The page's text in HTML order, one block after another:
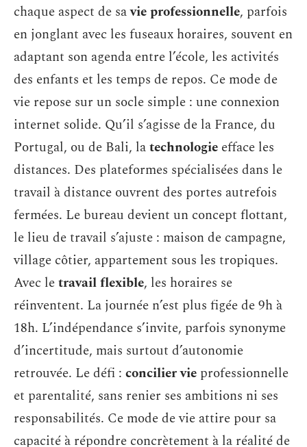
chaque aspect de savie professionnelle, parfois
en jonglant avec les fuseaux horaires, souvent en
adaptant son agenda entre l’école, les activités
des enfants et les temps de repos. Ce mode de
vie repose sur un socle simple : une connexion
internet solide. Qu’il s’agisse de la France, du
Portugal, ou de Bali, latechnologie efface les
distances. Des plateformes spécialisées dans le
travail à distance ouvrent des portes autrefois
fermées. Le bureau devient un concept flottant,
le lieu de travail s’ajuste : maison de campagne,
village côtier, appartement sous les tropiques.
Avec letravail flexible, les horaires se
réinventent. La journée n’est plus figée de 9h à
18h. L’indépendance s’invite, parfois synonyme
d’incertitude, mais surtout d’autonomie
retrouvée. Le défi : concilier vie professionnelle
et parentalité, sans renier ses ambitions ni ses
responsabilités. Ce mode de vie attire pour sa
capacité à répondre concrètement à la réalité de